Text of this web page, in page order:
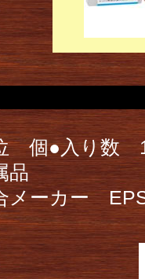
個●入り数
品
メーカー